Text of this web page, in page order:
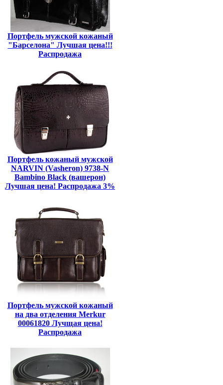
Портфель мужской кожаный
"Барселона" Лучшая цена!!!
Распродажа
Портфель кожаный мужской
NARVIN (Vasheron) 9738-N
Bambino Black (вашерон)
Лучшая цена! Распродажа 3%
Портфель мужской кожаный
на два отделения Merkur
00061820 Лучщая цена!
Распродажа